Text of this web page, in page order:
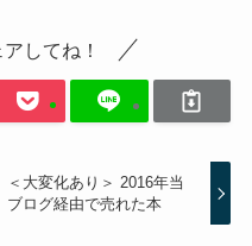
してね！
＜大変化あり＞ 2016年当
ブログ経由で売れた本